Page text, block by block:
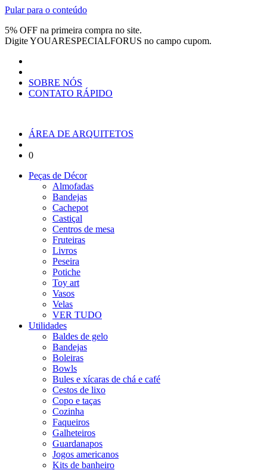
Pular para o conteúdo
5% OFF na primeira compra no site.
DigiteYOUARESPECIALFORUS no campo cupom.
SOBRE NÓS
CONTATO RÁPIDO
ÁREA DE ARQUITETOS
0
Peças de Décor
Almofadas
Bandejas
Cachepot
Castiçal
Centros de mesa
Fruteiras
Livros
Peseira
Potiche
Toy art
Vasos
Velas
VER TUDO
Utilidades
Baldes de gelo
Bandejas
Boleiras
Bowls
Bules e xícaras de chá e café
Cestos de lixo
Copo e taças
Cozinha
Faqueiros
Galheteiros
Guardanapos
Jogos americanos
Kits de banheiro